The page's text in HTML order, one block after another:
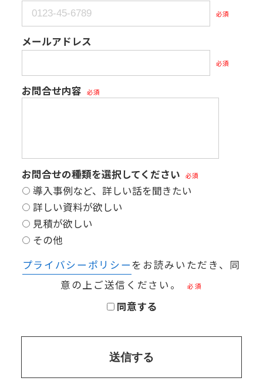
必須
メールアドレス
必須
お問合せ内容 必須
お問合せの種類を選択してください 必須
導入事例など、詳しい話を聞きたい
詳しい資料が欲しい
見積が欲しい
その他
プライバシーポリシーをお読みいただき、同
意の上ご送信ください。
必須
同意する
送信する